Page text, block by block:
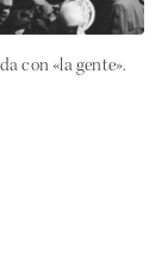
con «la gente».